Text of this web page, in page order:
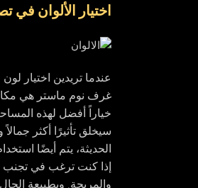
اختيار الألوان
عندما تريدين اختيار
غرف نوم ماستر هي مكان
خياراً أفضل لهذه
سيخلق تأثيرًا أكثر
الحديثة، يتم أيضًا
إذا كنت ترغب في تجنب
والمريحة. وبطبيعة